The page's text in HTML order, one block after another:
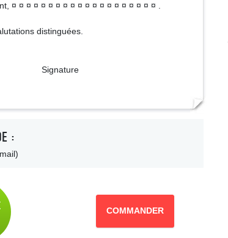
¤ ¤ ¤ ¤ ¤ ¤ ¤ ¤ ¤ ¤ ¤ ¤ ¤ ¤ ¤ ¤ ¤ ¤ ¤ ¤ .
distinguées.
:
COMMANDER